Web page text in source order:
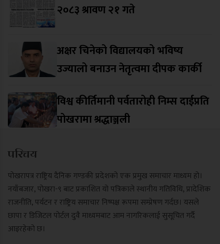
२०८३ श्रावण २१ गते
अक्षर चिनेको विद्यालयको भविष्य
उज्यालो बनाउन नेतृत्वमा दीपक कार्की
विश्व कीर्तिमानी पर्वतारोही निम्स दाईप्रति
पोखरामा श्रद्धाञ्जली
परिचय
पोखरापत्र राष्ट्रिय दैनिक गण्डकी प्रदेशको एक प्रमुख समाचार माध्यम हो।
नयाँबजार, पोखरा-९ बाट प्रकाशित यो पत्रिकाले स्थानीय गतिविधि, प्रादेशिक
राजनीति, पर्यटन र राष्ट्रिय समाचार निष्पक्ष रूपमा सम्प्रेषण गर्दछ। यसले
छापा र डिजिटल पोर्टल दुवै माध्यमबाट आम नागरिकलाई सुसूचित गर्दै
आइरहेको छ।